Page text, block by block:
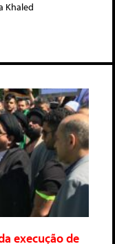
Khaled
execução de